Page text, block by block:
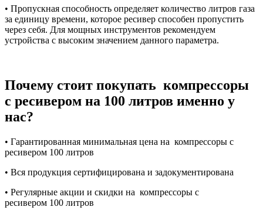
• Пропускная способность определяет количество литров газа
за единицу времени, которое ресивер способен пропустить
через себя. Для мощных инструментов рекомендуем
устройства с высоким значением данного параметра.
Почему стоит покупать компрессоры
с ресивером на 100 литров именно у
нас?
• Гарантированная минимальная цена на компрессоры с
ресивером 100 литров
• Вся продукция сертифицирована и задокументирована
• Регулярные акции и скидки на компрессоры с
ресивером 100 литров